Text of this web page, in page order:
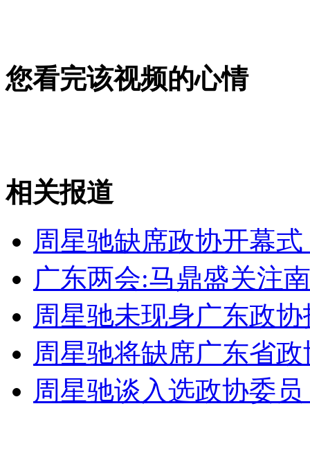
外交部：反对强权政治霸凌主义
外交部：有关国家言论片面不公正
安徽一实载49人客车翻车
走！跟着总书记去植树
您看完该视频的心情
相关报道
周星驰缺席政协开幕
广东两会:马鼎盛关注
周星驰未现身广东政
周星驰将缺席广东省
周星驰谈入选政协委